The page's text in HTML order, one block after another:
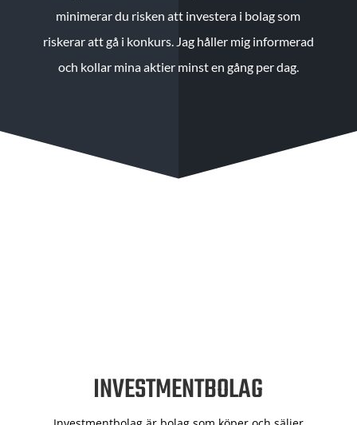
minimerar du risken att investera i bolag som
riskerar att gå i konkurs. Jag håller mig informerad
och kollar mina aktier minst en gång per dag.
INVESTMENTBOLAG